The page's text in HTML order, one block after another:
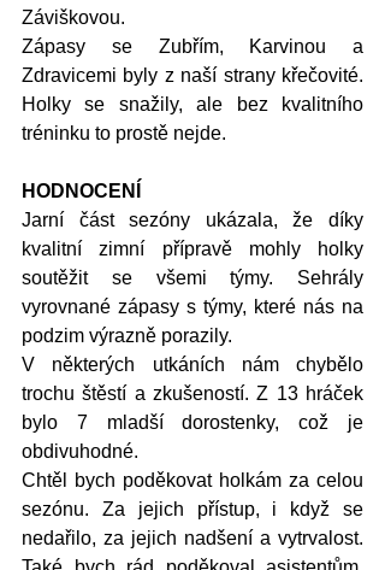
Záviškovou.
Zápasy se Zubřím, Karvinou a
Zdravicemi byly z naší strany křečovité.
Holky se snažily, ale bez kvalitního
tréninku to prostě nejde.
HODNOCENÍ
Jarní část sezóny ukázala, že díky
kvalitní zimní přípravě mohly holky
soutěžit se všemi týmy. Sehrály
vyrovnané zápasy s týmy, které nás na
podzim výrazně porazily.
V některých utkáních nám chybělo
trochu štěstí a zkušeností. Z 13 hráček
bylo 7 mladší dorostenky, což je
obdivuhodné.
Chtěl bych poděkovat holkám za celou
sezónu. Za jejich přístup, i když se
nedařilo, za jejich nadšení a vytrvalost.